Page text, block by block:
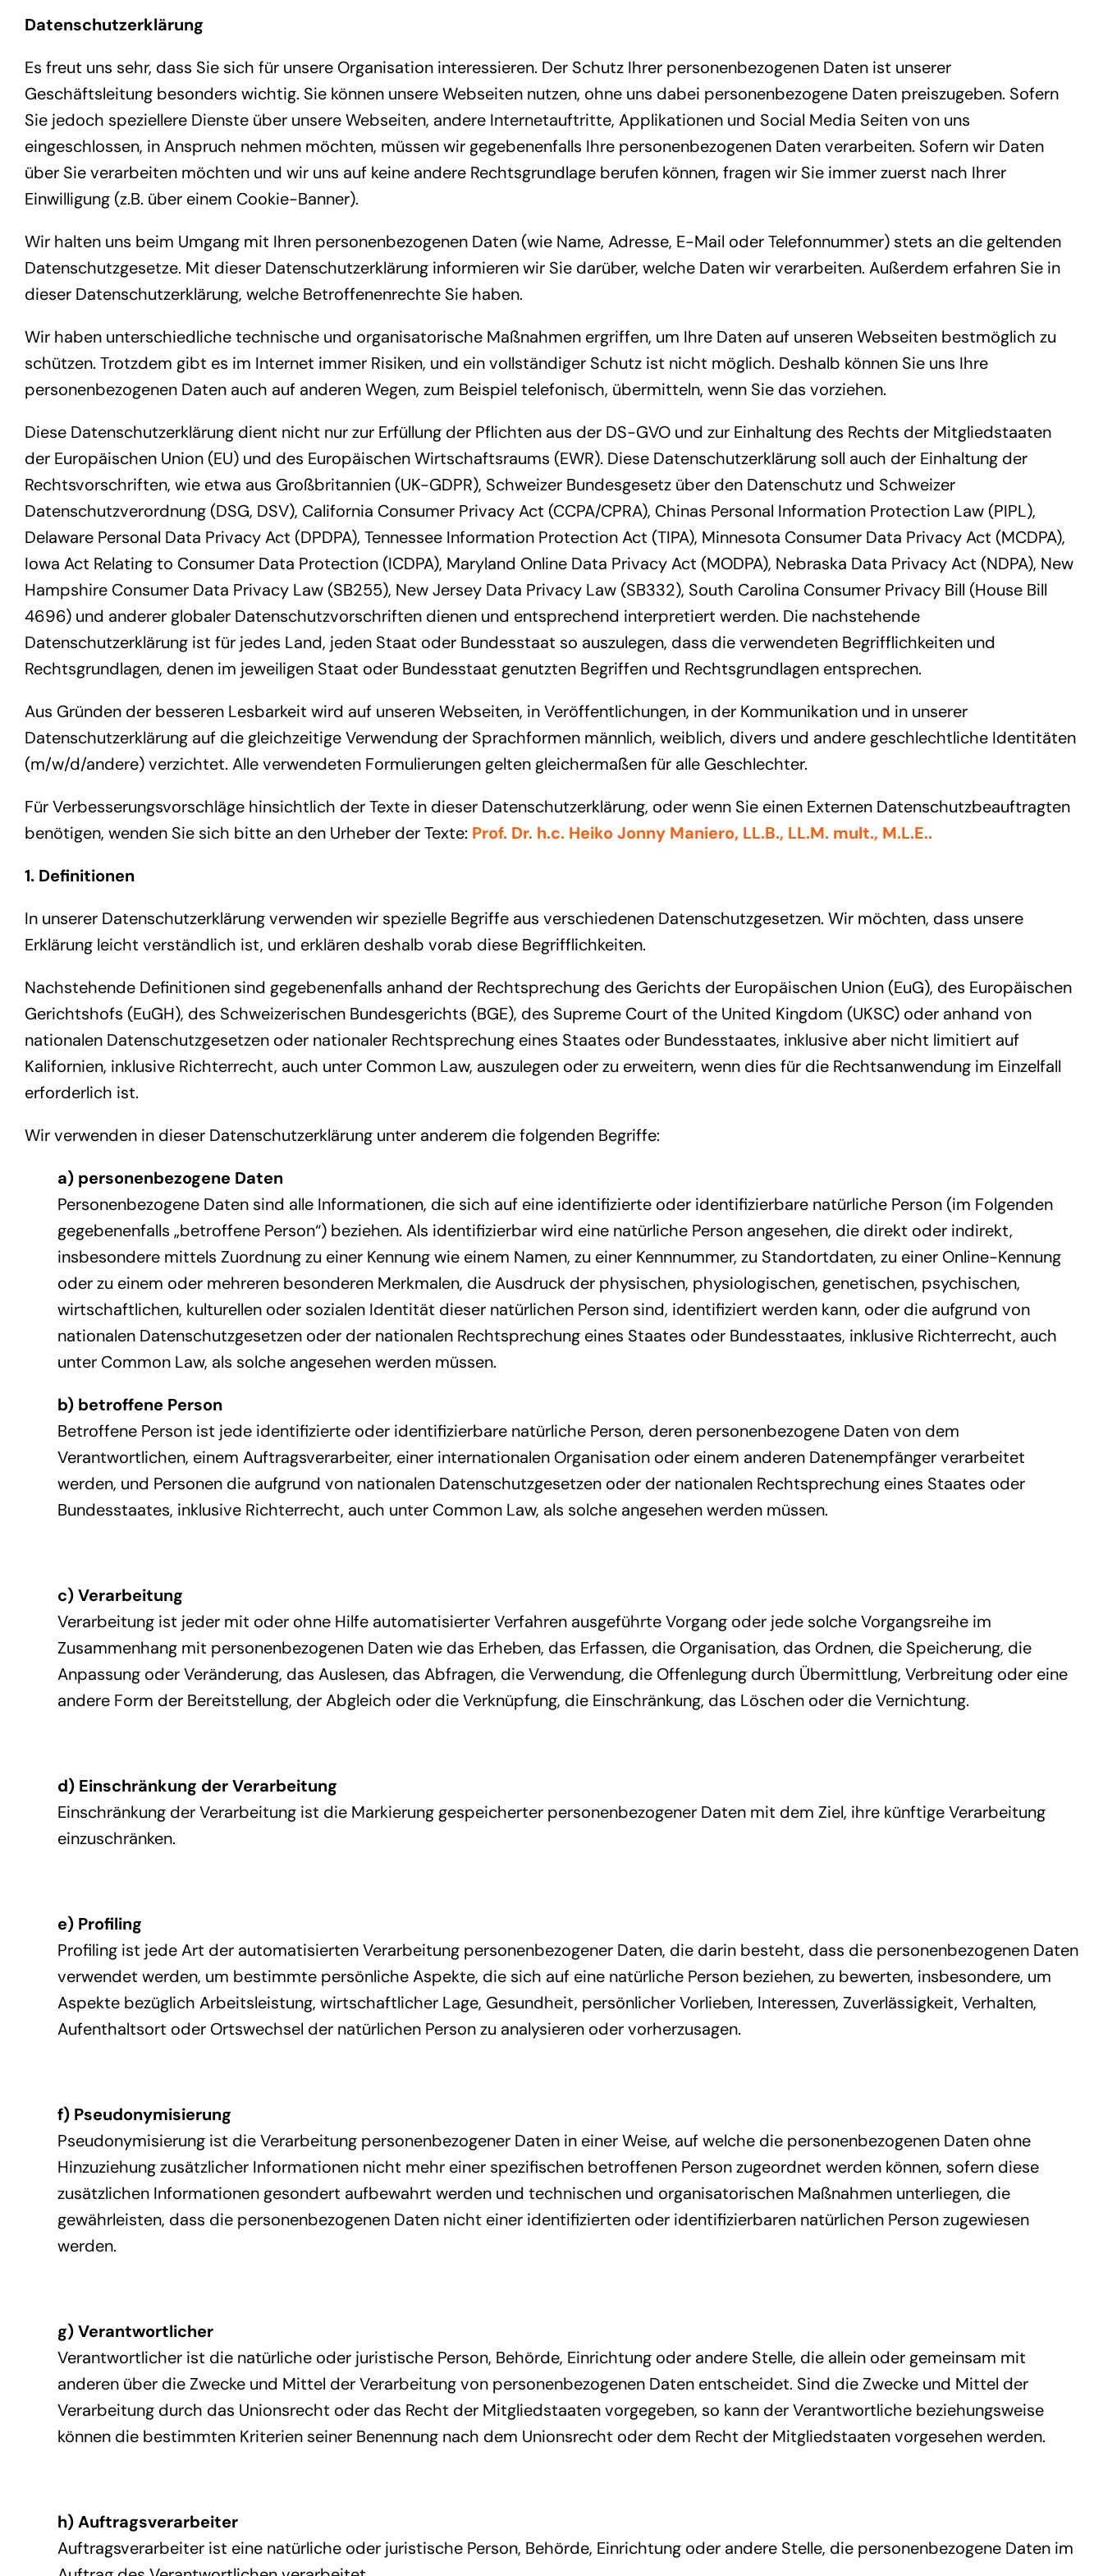
Datenschutzerklärung
Es freut uns sehr, dass Sie sich für unsere Organisation interessieren. Der Schutz Ihrer personenbezogenen Daten ist unserer
Geschäftsleitung besonders wichtig. Sie können unsere Webseiten nutzen, ohne uns dabei personenbezogene Daten preiszugeben. Sofern
Sie jedoch speziellere Dienste über unsere Webseiten, andere Internetauftritte, Applikationen und Social Media Seiten von uns
eingeschlossen, in Anspruch nehmen möchten, müssen wir gegebenenfalls Ihre personenbezogenen Daten verarbeiten. Sofern wir Daten
über Sie verarbeiten möchten und wir uns auf keine andere Rechtsgrundlage berufen können, fragen wir Sie immer zuerst nach Ihrer
Einwilligung (z.B. über einem Cookie-Banner).
Wir halten uns beim Umgang mit Ihren personenbezogenen Daten (wie Name, Adresse, E-Mail oder Telefonnummer) stets an die geltenden
Datenschutzgesetze. Mit dieser Datenschutzerklärung informieren wir Sie darüber, welche Daten wir verarbeiten. Außerdem erfahren Sie in
dieser Datenschutzerklärung, welche Betroffenenrechte Sie haben.
Wir haben unterschiedliche technische und organisatorische Maßnahmen ergriffen, um Ihre Daten auf unseren Webseiten bestmöglich zu
schützen. Trotzdem gibt es im Internet immer Risiken, und ein vollständiger Schutz ist nicht möglich. Deshalb können Sie uns Ihre
personenbezogenen Daten auch auf anderen Wegen, zum Beispiel telefonisch, übermitteln, wenn Sie das vorziehen.
Diese Datenschutzerklärung dient nicht nur zur Erfüllung der Pflichten aus der DS-GVO und zur Einhaltung des Rechts der Mitgliedstaaten
der Europäischen Union (EU) und des Europäischen Wirtschaftsraums (EWR). Diese Datenschutzerklärung soll auch der Einhaltung der
Rechtsvorschriften, wie etwa aus Großbritannien (UK-GDPR), Schweizer Bundesgesetz über den Datenschutz und Schweizer
Datenschutzverordnung (DSG, DSV), California Consumer Privacy Act (CCPA/CPRA), Chinas Personal Information Protection Law (PIPL),
Delaware Personal Data Privacy Act (DPDPA), Tennessee Information Protection Act (TIPA), Minnesota Consumer Data Privacy Act (MCDPA),
Iowa Act Relating to Consumer Data Protection (ICDPA), Maryland Online Data Privacy Act (MODPA), Nebraska Data Privacy Act (NDPA), New
Hampshire Consumer Data Privacy Law (SB255), New Jersey Data Privacy Law (SB332), South Carolina Consumer Privacy Bill (House Bill
4696) und anderer globaler Datenschutzvorschriften dienen und entsprechend interpretiert werden. Die nachstehende
Datenschutzerklärung ist für jedes Land, jeden Staat oder Bundesstaat so auszulegen, dass die verwendeten Begrifflichkeiten und
Rechtsgrundlagen, denen im jeweiligen Staat oder Bundesstaat genutzten Begriffen und Rechtsgrundlagen entsprechen.
Aus Gründen der besseren Lesbarkeit wird auf unseren Webseiten, in Veröffentlichungen, in der Kommunikation und in unserer
Datenschutzerklärung auf die gleichzeitige Verwendung der Sprachformen männlich, weiblich, divers und andere geschlechtliche Identitäten
(m/w/d/andere) verzichtet. Alle verwendeten Formulierungen gelten gleichermaßen für alle Geschlechter.
Für Verbesserungsvorschläge hinsichtlich der Texte in dieser Datenschutzerklärung, oder wenn Sie einen Externen Datenschutzbeauftragten
benötigen, wenden Sie sich bitte an den Urheber der Texte: Prof. Dr. h.c. Heiko Jonny Maniero, LL.B., LL.M. mult., M.L.E..
1. Definitionen
In unserer Datenschutzerklärung verwenden wir spezielle Begriffe aus verschiedenen Datenschutzgesetzen. Wir möchten, dass unsere
Erklärung leicht verständlich ist, und erklären deshalb vorab diese Begrifflichkeiten.
Nachstehende Definitionen sind gegebenenfalls anhand der Rechtsprechung des Gerichts der Europäischen Union (EuG), des Europäischen
Gerichtshofs (EuGH), des Schweizerischen Bundesgerichts (BGE), des Supreme Court of the United Kingdom (UKSC) oder anhand von
nationalen Datenschutzgesetzen oder nationaler Rechtsprechung eines Staates oder Bundesstaates, inklusive aber nicht limitiert auf
Kalifornien, inklusive Richterrecht, auch unter Common Law, auszulegen oder zu erweitern, wenn dies für die Rechtsanwendung im Einzelfall
erforderlich ist.
Wir verwenden in dieser Datenschutzerklärung unter anderem die folgenden Begriffe:
a) personenbezogene Daten
Personenbezogene Daten sind alle Informationen, die sich auf eine identifizierte oder identifizierbare natürliche Person (im Folgenden
gegebenenfalls „betroffene Person“) beziehen. Als identifizierbar wird eine natürliche Person angesehen, die direkt oder indirekt,
insbesondere mittels Zuordnung zu einer Kennung wie einem Namen, zu einer Kennnummer, zu Standortdaten, zu einer Online-Kennung
oder zu einem oder mehreren besonderen Merkmalen, die Ausdruck der physischen, physiologischen, genetischen, psychischen,
wirtschaftlichen, kulturellen oder sozialen Identität dieser natürlichen Person sind, identifiziert werden kann, oder die aufgrund von
nationalen Datenschutzgesetzen oder der nationalen Rechtsprechung eines Staates oder Bundesstaates, inklusive Richterrecht, auch
unter Common Law, als solche angesehen werden müssen.
b) betroffene Person
Betroffene Person ist jede identifizierte oder identifizierbare natürliche Person, deren personenbezogene Daten von dem
Verantwortlichen, einem Auftragsverarbeiter, einer internationalen Organisation oder einem anderen Datenempfänger verarbeitet
werden, und Personen die aufgrund von nationalen Datenschutzgesetzen oder der nationalen Rechtsprechung eines Staates oder
Bundesstaates, inklusive Richterrecht, auch unter Common Law, als solche angesehen werden müssen.
c) Verarbeitung
Verarbeitung ist jeder mit oder ohne Hilfe automatisierter Verfahren ausgeführte Vorgang oder jede solche Vorgangsreihe im
Zusammenhang mit personenbezogenen Daten wie das Erheben, das Erfassen, die Organisation, das Ordnen, die Speicherung, die
Anpassung oder Veränderung, das Auslesen, das Abfragen, die Verwendung, die Offenlegung durch Übermittlung, Verbreitung oder eine
andere Form der Bereitstellung, der Abgleich oder die Verknüpfung, die Einschränkung, das Löschen oder die Vernichtung.
d) Einschränkung der Verarbeitung
Einschränkung der Verarbeitung ist die Markierung gespeicherter personenbezogener Daten mit dem Ziel, ihre künftige Verarbeitung
einzuschränken.
e) Profiling
Profiling ist jede Art der automatisierten Verarbeitung personenbezogener Daten, die darin besteht, dass die personenbezogenen Daten
verwendet werden, um bestimmte persönliche Aspekte, die sich auf eine natürliche Person beziehen, zu bewerten, insbesondere, um
Aspekte bezüglich Arbeitsleistung, wirtschaftlicher Lage, Gesundheit, persönlicher Vorlieben, Interessen, Zuverlässigkeit, Verhalten,
Aufenthaltsort oder Ortswechsel der natürlichen Person zu analysieren oder vorherzusagen.
f) Pseudonymisierung
Pseudonymisierung ist die Verarbeitung personenbezogener Daten in einer Weise, auf welche die personenbezogenen Daten ohne
Hinzuziehung zusätzlicher Informationen nicht mehr einer spezifischen betroffenen Person zugeordnet werden können, sofern diese
zusätzlichen Informationen gesondert aufbewahrt werden und technischen und organisatorischen Maßnahmen unterliegen, die
gewährleisten, dass die personenbezogenen Daten nicht einer identifizierten oder identifizierbaren natürlichen Person zugewiesen
werden.
g) Verantwortlicher
Verantwortlicher ist die natürliche oder juristische Person, Behörde, Einrichtung oder andere Stelle, die allein oder gemeinsam mit
anderen über die Zwecke und Mittel der Verarbeitung von personenbezogenen Daten entscheidet. Sind die Zwecke und Mittel der
Verarbeitung durch das Unionsrecht oder das Recht der Mitgliedstaaten vorgegeben, so kann der Verantwortliche beziehungsweise
können die bestimmten Kriterien seiner Benennung nach dem Unionsrecht oder dem Recht der Mitgliedstaaten vorgesehen werden.
h) Auftragsverarbeiter
Auftragsverarbeiter ist eine natürliche oder juristische Person, Behörde, Einrichtung oder andere Stelle, die personenbezogene Daten im